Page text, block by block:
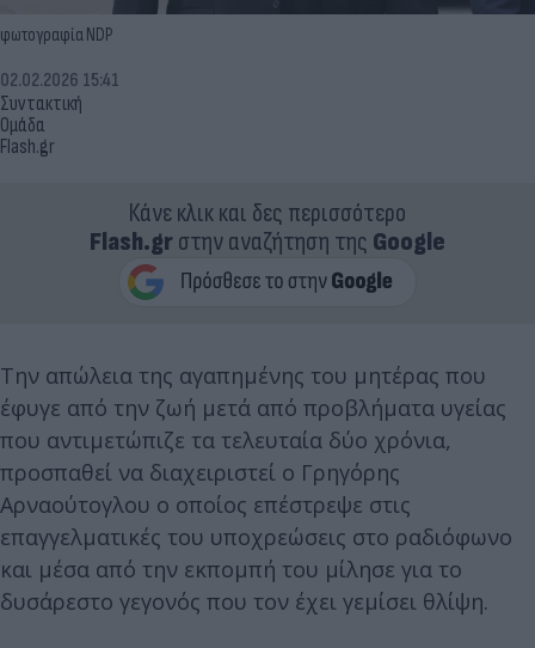
φωτογραφία NDP
Συντακτική
Ομάδα
Flash.gr
02.02.2026 15:41
Κάνε κλικ και δες περισσότερο
Flash.grστην αναζήτηση της Google
Την απώλεια της αγαπημένης του μητέρας που
έφυγε από την ζωή μετά από προβλήματα υγείας
που αντιμετώπιζε τα τελευταία δύο χρόνια,
προσπαθεί να διαχειριστεί ο Γρηγόρης
Αρναούτογλου ο οποίος επέστρεψε στις
επαγγελματικές του υποχρεώσεις στο ραδιόφωνο
και μέσα από την εκπομπή του μίλησε για το
δυσάρεστο γεγονός που τον έχει γεμίσει θλίψη.